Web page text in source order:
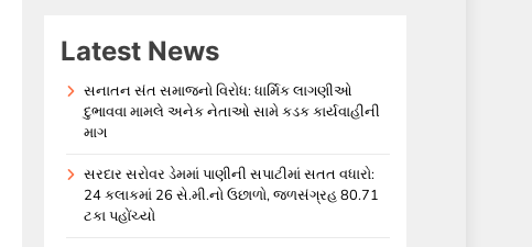
Latest News
સનાતન સંત સમાજનો વિરોધ: ધાર્મિક લાગણીઓ
દુભાવવા મામલે અનેક નેતાઓ સામે કડક કાર્યવાહીની
માગ
સરદાર સરોવર ડેમમાં પાણીની સપાટીમાં સતત વધારો:
24 કલાકમાં 26 સે.મી.નો ઉછાળો, જળસંગ્રહ 80.71
ટકા પહોંચ્યો